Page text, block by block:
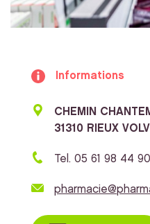
Informations
CHEMIN
31310 RIEUX
Tel. 05 61 98 44 90